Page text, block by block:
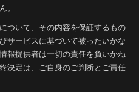
。
ついて、その内容を保証するもの
サービスに基づいて被ったいかな
報提供者は一切の責任を負いかね
決定は、ご自身のご判断とご責任